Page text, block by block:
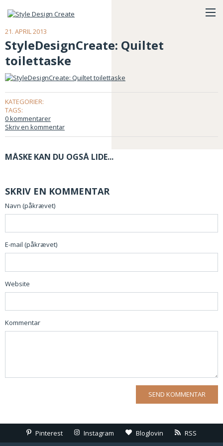
21. APRIL 2013
StyleDesignCreate: Quiltet
toilettaske
KATEGORIER:
TAGS:
0 kommentarer
Skriv en kommentar
MÅSKE KAN DU OGSÅ LIDE...
SKRIV EN KOMMENTAR
Navn (påkrævet)
E-mail (påkrævet)
Website
Kommentar
Pinterest Instagram Bloglovin RSS